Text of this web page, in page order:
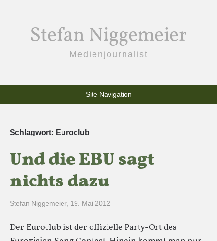
Stefan Niggemeier
Medienjournalist
Site Navigation
Schlagwort: Euroclub
Und die EBU sagt
nichts dazu
Stefan Niggemeier, 19. Mai 2012
Der Euroclub ist der offizielle Party-Ort des